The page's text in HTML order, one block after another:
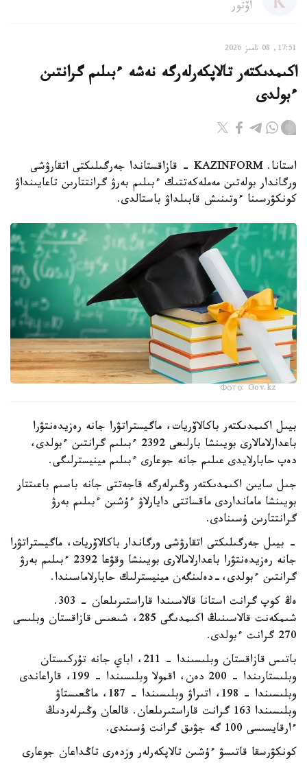
اۆتور
17:51, 08 تامىز 2026
اكىمدىكتەر تالاپكەرلەرگە نەشە ءبىلىم گرانتىن
ءبولدى
استانا. KAZINFORM - قازاقستاندا جەرگىلىكتى اتقارۋشى
ورگاندار بولەتىن مەملەكەتتىك ءبىلىم بەرۋ گرانتتارىن تاعايىنداۋ
كونكۋرسىنا ءوتىنىش قابىلداۋ باستالدى.
Фото: Gov.kz
بيىل اكىمدىكتەر باكالاۆريات، ماگيستراتۋرا جانە رەزيدەنتۋرا
باعدارلامالارى بويىنشا بارلىعى 2392 ءبىلىم گرانتىن ءبولدى،
دەپ حابارلايدى عىلىم جانە جوعارى ءبىلىم مينيسترلىگى.
جىل سايىن اكىمدىكتەر وڭىرلەرگە قاجەتتى جانە باسىم باعىتتار
بويىنشا مامانداردى ماقساتتى دايارلاۋ ءۇشىن ءبىلىم بەرۋ
گرانتتارىن ۇسىنادى.
- بيىل جەرگىلىكتى اتقارۋشى ورگاندار باكالاۆريات، ماگيستراتۋرا
جانە رەزيدەنتۋرا باعدارلامالارى بويىنشا وقۋعا 2392 ءبىلىم بەرۋ
گرانتىن ءبولدى،-دەلىنگەن مينيسترلىك حابارلاماسىندا.
ەڭ كوپ گرانت استانا قالاسىندا قاراستىرىلعان - 303.
شىمكەنت قالاسىنىڭ اكىمدىگى 285، شىعىس قازاقستان وبلىسى
270 گرانت ءبولدى.
باتىس قازاقستان وبلىسىندا – 211، اباي جانە تۇركىستان
وبلىستارىندا – 200 دەن، اقمولا وبلىسىندا – 199، قاراعاندى
وبلىسىندا – 198، اتىراۋ وبلىسىندا – 187، ماڭعىستاۋ
وبلىسىندا 163 گرانت قاراستىرىلعان. قالعان وڭىرلەردىڭ
ءارقايسىسى 100 گە جۋىق گرانت ۇسىندى.
كونكۋرسقا قاتىسۋ ءۇشىن تالاپكەرلەر وزدەرى تاڭداعان جوعارى